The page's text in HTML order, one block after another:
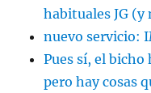
habituales JG
nuevo servicio:
Pues sí, el
pero hay cosas